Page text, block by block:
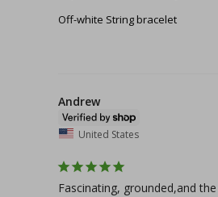
Off-white String bracelet
Andrew
United States
Fascinating, grounded,and